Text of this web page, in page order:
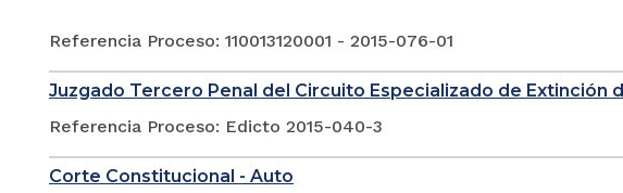
Referencia Proceso: 110013120001 - 2015-076-01
Juzgado Tercero Penal del Circuito Especializado de Extinción
Referencia Proceso: Edicto 2015-040-3
Corte Constitucional - Auto